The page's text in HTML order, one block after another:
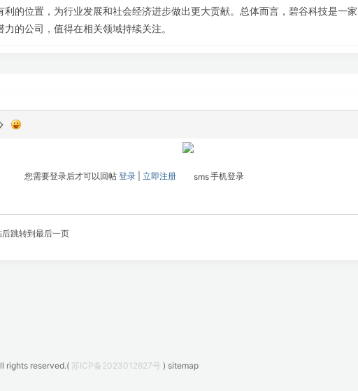
利的位置，为行业发展和社会经济进步做出更大贡献。总体而言，碧谷科技是一家
力的公司，值得在相关领域持续关注。
您需要登录后才可以回帖 登录 立即注册 手机登录
后跳转到最后一页
rights reserved.( 苏ICP备2023012627号 ) sitemap